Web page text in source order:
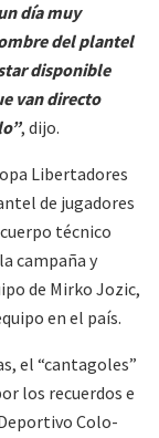
día muy
del plantel
disponible
van directo
, dijo.
Libertadores
de jugadores
técnico
campaña y
de Mirko Jozic,
en el país.
el “cantagoles”
los recuerdos e
Colo-